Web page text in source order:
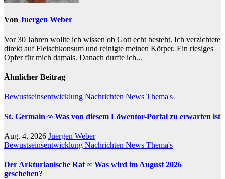
Von Juergen Weber
Vor 30 Jahren wollte ich wissen ob Gott echt besteht. Ich verzichtete
direkt auf Fleischkonsum und reinigte meinen Körper. Ein riesiges
Opfer für mich damals. Danach durfte ich...
Ähnlicher Beitrag
Bewustseinsentwicklung Nachrichten News Thema's
St. Germain ∞ Was von diesem Löwentor-Portal zu erwarten ist
Aug. 4, 2026 Juergen Weber
Bewustseinsentwicklung Nachrichten News Thema's
Der Arkturianische Rat ∞ Was wird im August 2026
geschehen?